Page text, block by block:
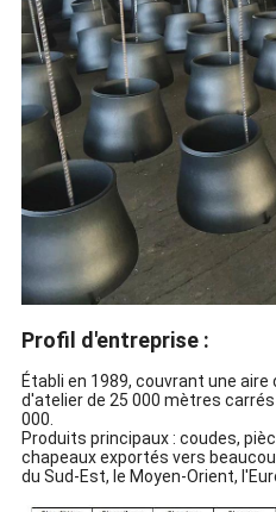
Profil d'entreprise :
Établi en 1989, couvrant une
d'atelier de 25 000 mètres
000.
Produits principaux : coudes,
chapeaux exportés vers
du Sud-Est, le Moyen-Orient,